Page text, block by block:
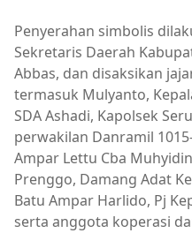
Penyerahan simbolis
Sekretaris Daerah
Abbas, dan disaksikan
termasuk Mulyanto,
SDA Ashadi, Kapolsek
perwakilan Danramil
Ampar Lettu Cba
Prenggo, Damang Adat
Batu Ampar Harlido, Pj
serta anggota koperasi